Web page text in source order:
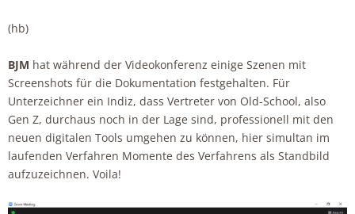
(hb)
BJM hat während der Videokonferenz einige Szenen mit
Screenshots für die Dokumentation festgehalten. Für
Unterzeichner ein Indiz, dass Vertreter von Old-School, also
Gen Z, durchaus noch in der Lage sind, professionell mit den
neuen digitalen Tools umgehen zu können, hier simultan im
laufenden Verfahren Momente des Verfahrens als Standbild
aufzuzeichnen. Voila!